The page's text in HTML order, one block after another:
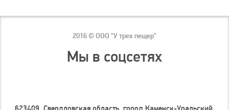
2016 © ООО "У трех пещер"
Мы в соцсетях